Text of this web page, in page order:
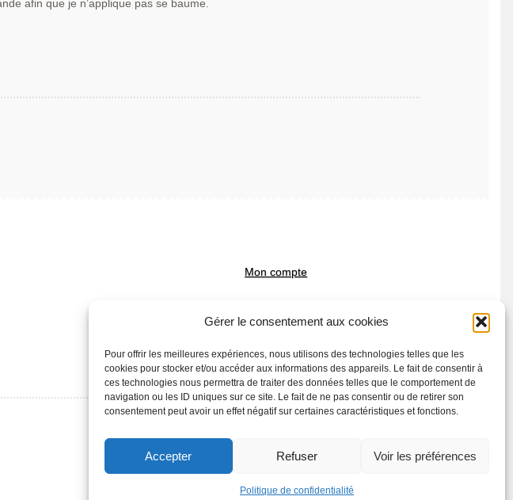
Gérer le consentement aux cookies
Pour offrir les meilleures expériences, nous utilisons des technologies telles que les
cookies pour stocker et/ou accéder aux informations des appareils. Le fait de consentir à
ces technologies nous permettra de traiter des données telles que le comportement de
navigation ou les ID uniques sur ce site. Le fait de ne pas consentir ou de retirer son
consentement peut avoir un effet négatif sur certaines caractéristiques et fonctions.
Accepter Refuser Voir les préférences
Politique de confidentialité
afin que je n’applique pas se baume.
Mon compte
remboursements et de retours (CGV)